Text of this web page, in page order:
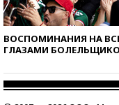
ВОСПОМИНАНИЯ НА
ГЛАЗАМИ